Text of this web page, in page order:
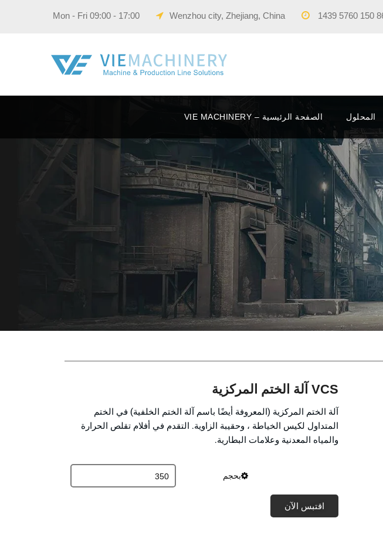
Wenzhou city, Zhejiang, China
الصفحة الرئيسية – VIE MACHINERY المحلول
VCS آلة الختم المركزية
آلة الختم المركزية (المعروفة أيضًا باسم آلة الختم الخلفية) في الختم
المتداول لكيس الخياطة ، وحقيبة الزاوية. التقدم في أفلام تقلص الحرارة
والمياه المعدنية وعلامات البطارية.
بحجم
اقتبس الآن